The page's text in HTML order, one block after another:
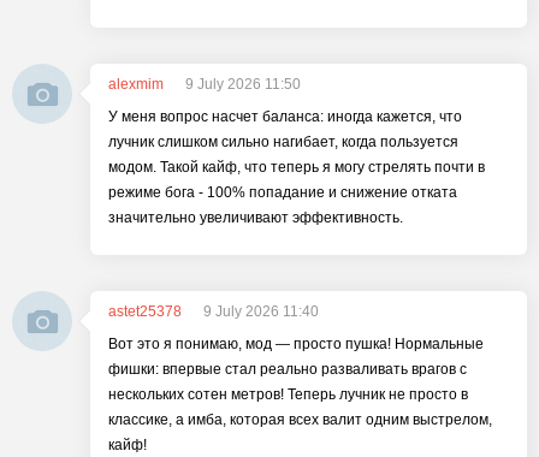
alexmim
9 July 2026 11:50
У меня вопрос насчет баланса: иногда кажется, что
лучник слишком сильно нагибает, когда пользуется
модом. Такой кайф, что теперь я могу стрелять почти в
режиме бога - 100% попадание и снижение отката
значительно увеличивают эффективность.
astet25378
9 July 2026 11:40
Вот это я понимаю, мод — просто пушка! Нормальные
фишки: впервые стал реально разваливать врагов с
нескольких сотен метров! Теперь лучник не просто в
классике, а имба, которая всех валит одним выстрелом,
кайф!